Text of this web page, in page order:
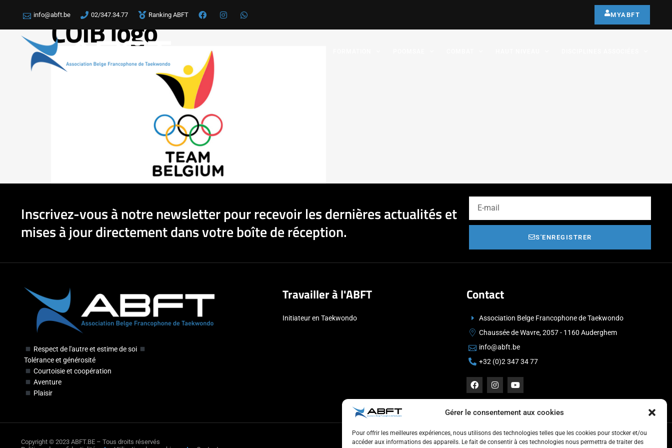
Gérer le consentement aux cookies
Pour offrir les meilleures expériences, nous utilisons des technologies telles que les cookies pour stocker et/ou
accéder aux informations des appareils. Le fait de consentir à ces technologies nous permettra de traiter des
info@abft.be 02/347.34.77 Ranking ABFT MYABFT
COIB logo
Inscrivez-vous à notre newsletter pour recevoir les dernières actualités et
mises à jour directement dans votre boîte de réception.
S'ENREGISTRER
Respect de l'autre et estime de soi
Tolérance et générosité
Courtoisie et coopération
Aventure
Plaisir
Travailler à l'ABFT
Initiateur en Taekwondo
Contact
Association Belge Francophone de Taekwondo
Chaussée de Wavre, 2057 - 1160 Auderghem
info@abft.be
+32 (0)2 347 34 77
Copyright © 2023 ABFT.BE – Tous droits réservés